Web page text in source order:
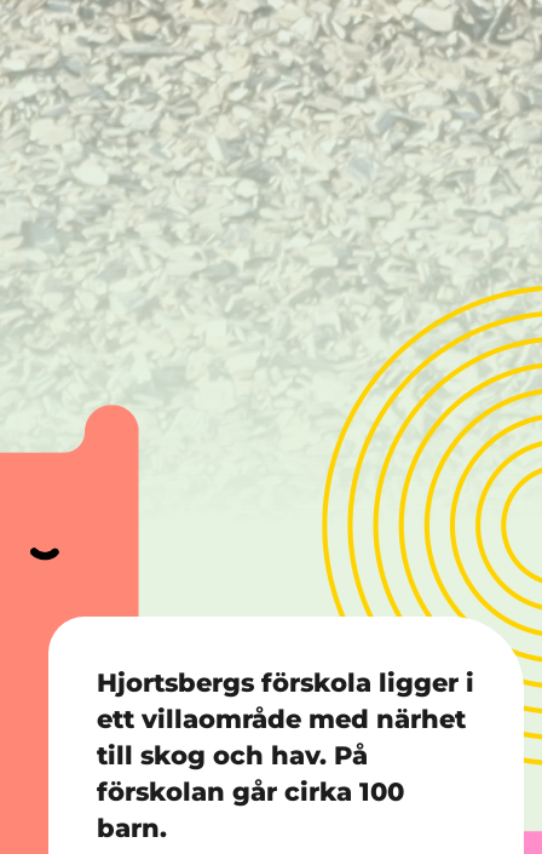
Hjortsbergs förskola ligger i
ett villaområde med närhet
till skog och hav. På
förskolan går cirka 100
barn.